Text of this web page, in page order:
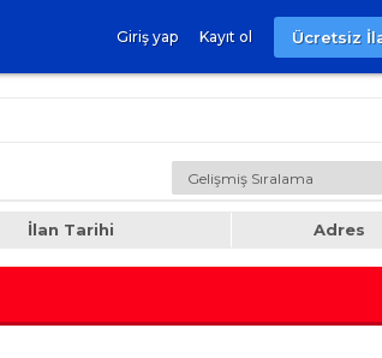
Giriş yap Kayıt ol Ücretsiz
İlan Tarihi Adres